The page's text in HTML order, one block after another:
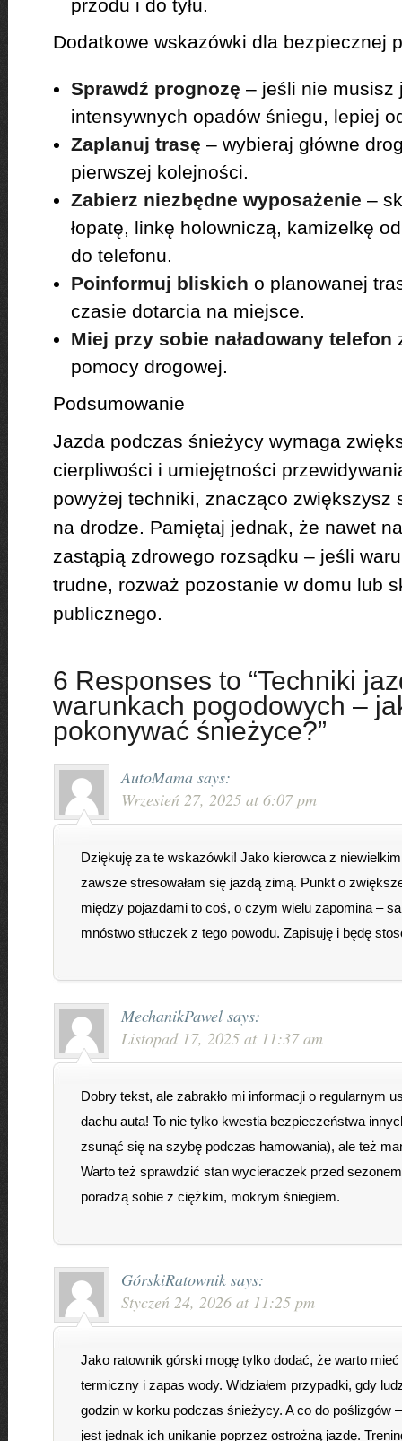
przodu i do tyłu.
Dodatkowe wskazówki dla bezpiecznej
Sprawdź prognozę – jeśli nie musisz
intensywnych opadów śniegu, lepiej
Zaplanuj trasę – wybieraj główne
pierwszej kolejności.
Zabierz niezbędne wyposażenie –
łopatę, linkę holowniczą, kamizelkę
do telefonu.
Poinformuj bliskich o planowanej
czasie dotarcia na miejsce.
Miej przy sobie naładowany telefon
pomocy drogowej.
Podsumowanie
Jazda podczas śnieżycy wymaga
cierpliwości i umiejętności
powyżej techniki, znacząco zwiększysz
na drodze. Pamiętaj jednak, że nawet
zastąpią zdrowego rozsądku – jeśli
trudne, rozważ pozostanie w domu lub
publicznego.
6 Responses to “Techniki
warunkach pogodowych –
pokonywać śnieżyce?”
AutoMama says:
Wrzesień 27, 2025 at 6:07 pm
Dziękuję za te wskazówki! Jako kierowca z
zawsze stresowałam się jazdą zimą. Punkt o
między pojazdami to coś, o czym wielu zapomina –
mnóstwo stłuczek z tego powodu. Zapisuję i będę
MechanikPawel says:
Listopad 17, 2025 at 11:37 am
Dobry tekst, ale zabrakło mi informacji o regularnym
dachu auta! To nie tylko kwestia bezpieczeństwa
zsunąć się na szybę podczas hamowania), ale też
Warto też sprawdzić stan wycieraczek przed
poradzą sobie z ciężkim, mokrym śniegiem.
GórskiRatownik says:
Styczeń 24, 2026 at 11:25 pm
Jako ratownik górski mogę tylko dodać, że warto
termiczny i zapas wody. Widziałem przypadki, gdy
godzin w korku podczas śnieżycy. A co do poślizgów
jest jednak ich unikanie poprzez ostrożną jazdę.